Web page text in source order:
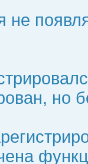
не
но